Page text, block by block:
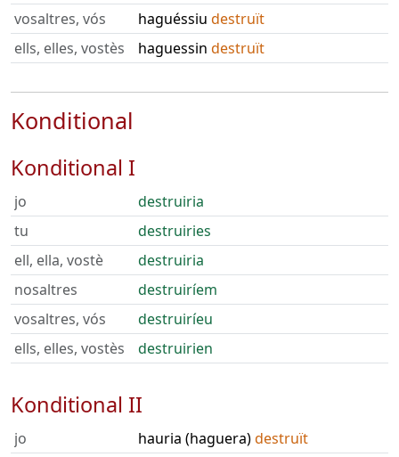
vosaltres, vós
haguéssiu destruït
ells, elles, vostès
haguessin destruït
Konditional
Konditional I
jo
destruiria
tu
destruiries
ell, ella, vostè
destruiria
nosaltres
destruiríem
vosaltres, vós
destruiríeu
ells, elles, vostès
destruirien
Konditional II
jo hauria (haguera)destruït